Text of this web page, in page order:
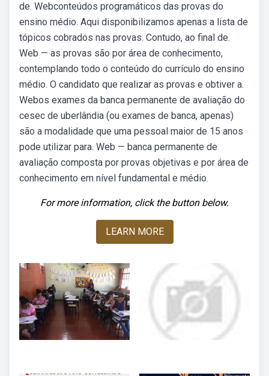
de. Webconteúdos programáticos das provas do
ensino médio. Aqui disponibilizamos apenas a lista de
tópicos cobrados nas provas. Contudo, ao final de.
Web — as provas são por área de conhecimento,
contemplando todo o conteúdo do currículo do ensino
médio. O candidato que realizar as provas e obtiver a.
Webos exames da banca permanente de avaliação do
cesec de uberlândia (ou exames de banca, apenas)
são a modalidade que uma pessoal maior de 15 anos
pode utilizar para. Web — banca permanente de
avaliação composta por provas objetivas e por área de
conhecimento em nível fundamental e médio.
For more information, click the button below.
LEARN MORE